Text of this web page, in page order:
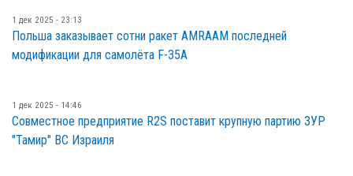
1 дек 2025 - 23:13
Польша заказывает сотни ракет AMRAAM последней
модификации для самолёта F-35A
1 дек 2025 - 14:46
Совместное предприятие R2S поставит крупную партию ЗУР
"Тамир" ВС Израиля